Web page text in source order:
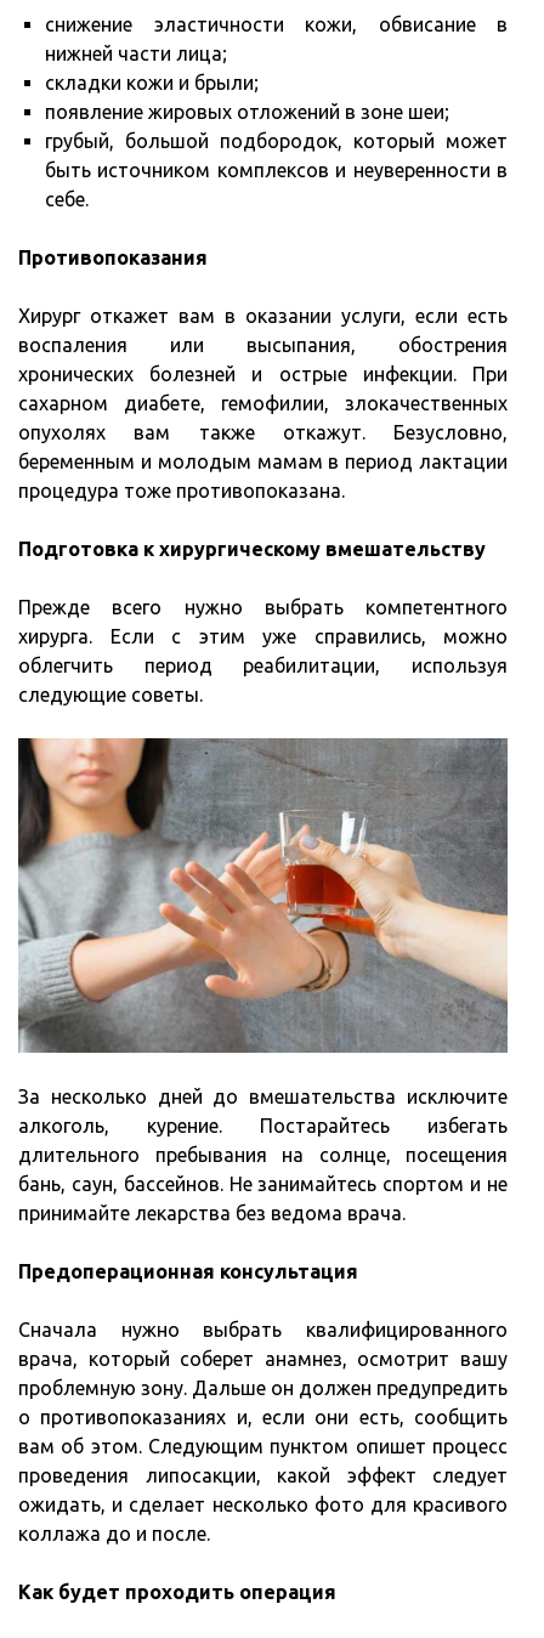
снижение эластичности кожи, обвисание в
нижней части лица;
складки кожи и брыли;
появление жировых отложений в зоне шеи;
грубый, большой подбородок, который может
быть источником комплексов и неуверенности в
себе.
Противопоказания
Хирург откажет вам в оказании услуги, если есть
воспаления или высыпания, обострения
хронических болезней и острые инфекции. При
сахарном диабете, гемофилии, злокачественных
опухолях вам также откажут. Безусловно,
беременным и молодым мамам в период лактации
процедура тоже противопоказана.
Подготовка к хирургическому вмешательству
Прежде всего нужно выбрать компетентного
хирурга. Если с этим уже справились, можно
облегчить период реабилитации, используя
следующие советы.
За несколько дней до вмешательства исключите
алкоголь, курение. Постарайтесь избегать
длительного пребывания на солнце, посещения
бань, саун, бассейнов. Не занимайтесь спортом и не
принимайте лекарства без ведома врача.
Предоперационная консультация
Сначала нужно выбрать квалифицированного
врача, который соберет анамнез, осмотрит вашу
проблемную зону. Дальше он должен предупредить
о противопоказаниях и, если они есть, сообщить
вам об этом. Следующим пунктом опишет процесс
проведения липосакции, какой эффект следует
ожидать, и сделает несколько фото для красивого
коллажа до и после.
Как будет проходить операция